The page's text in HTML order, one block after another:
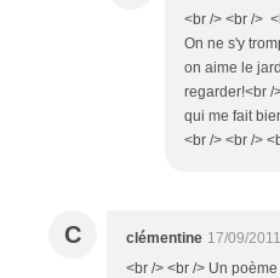
<br /> <br />
On ne s'y
on aime le
regarder!<br /
qui me fait
<br /> <br />
C clémentine 17/09/
<br /> <br /> Un